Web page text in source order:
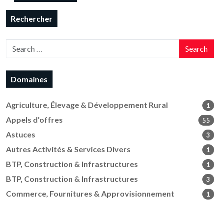
Rechercher
Search
Domaines
Agriculture, Élevage & Développement Rural 1
Appels d'offres 55
Astuces 3
Autres Activités & Services Divers 1
BTP, Construction & Infrastructures 1
BTP, Construction & Infrastructures 3
Commerce, Fournitures & Approvisionnement 1